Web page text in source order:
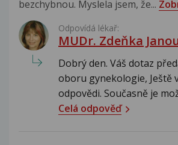
bezchybnou. Myslela jsem, že...
Odpovídá lékař:
MUDr. Zdeňka
Dobrý den. Váš dotaz
oboru gynekologie, Ještě
odpovědi. Současně je
Celá odpověď